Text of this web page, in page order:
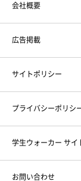
会社概要
広告掲載
サイトポリシー
プライバシーポリシ
学生ウォーカー サイ
お問い合わせ